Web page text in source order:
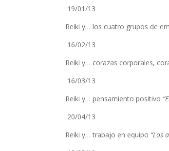
19/01/13
Reiki y… los cuatro grupos de
16/02/13
Reiki y… corazas corporales,
16/03/13
Reiki y… pensamiento positivo
20/04/13
Reiki y… trabajo en equipo “Los